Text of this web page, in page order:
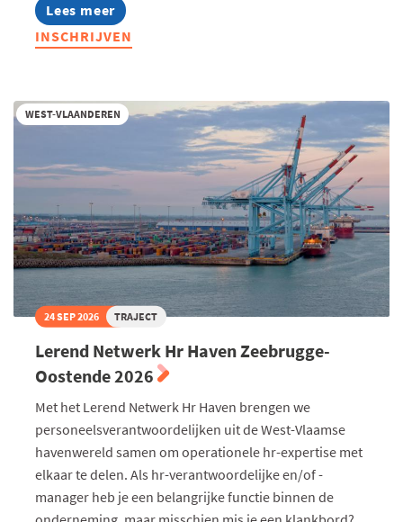
Lees meer
about
Jong
Voka
Roots.
Reinvented.
INSCHRIJVEN
WEST-VLAANDEREN
24 SEP 2026 TRAJECT
Lerend Netwerk Hr Haven Zeebrugge-
Oostende 2026
Met het Lerend Netwerk Hr Haven brengen we
personeelsverantwoordelijken uit de West-Vlaamse
havenwereld samen om operationele hr-expertise met
elkaar te delen. Als hr-verantwoordelijke en/of -
manager heb je een belangrijke functie binnen de